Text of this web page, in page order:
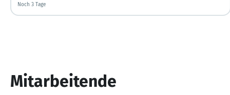
Noch 3 Tage
Noch 3 Tage
Mitarbeitende